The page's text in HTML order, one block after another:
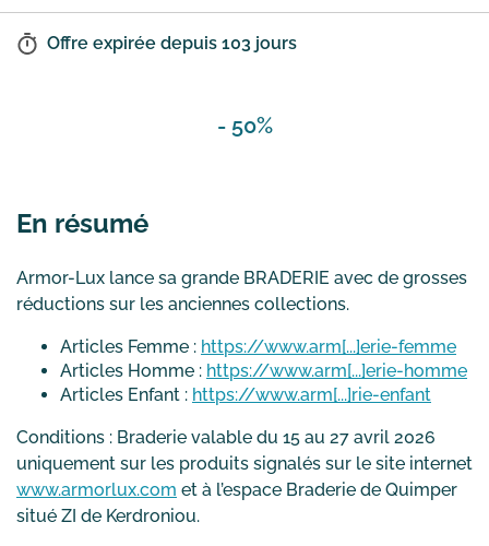
Offre expirée depuis 103 jours
- 50%
En résumé
Armor-Lux lance sa grande BRADERIE avec de grosses
réductions sur les anciennes collections.
Articles Femme : https://www.arm[...]erie-femme
Articles Homme : https://www.arm[...]erie-homme
Articles Enfant : https://www.arm[...]rie-enfant
Conditions : Braderie valable du 15 au 27 avril 2026
uniquement sur les produits signalés sur le site internet
www.armorlux.com et à l’espace Braderie de Quimper
situé ZI de Kerdroniou.